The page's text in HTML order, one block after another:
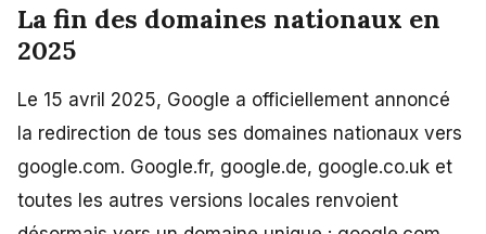
La fin des domaines nationaux en
2025
Le 15 avril 2025, Google a officiellement annoncé
la redirection de tous ses domaines nationaux vers
google.com. Google.fr, google.de, google.co.uk et
toutes les autres versions locales renvoient